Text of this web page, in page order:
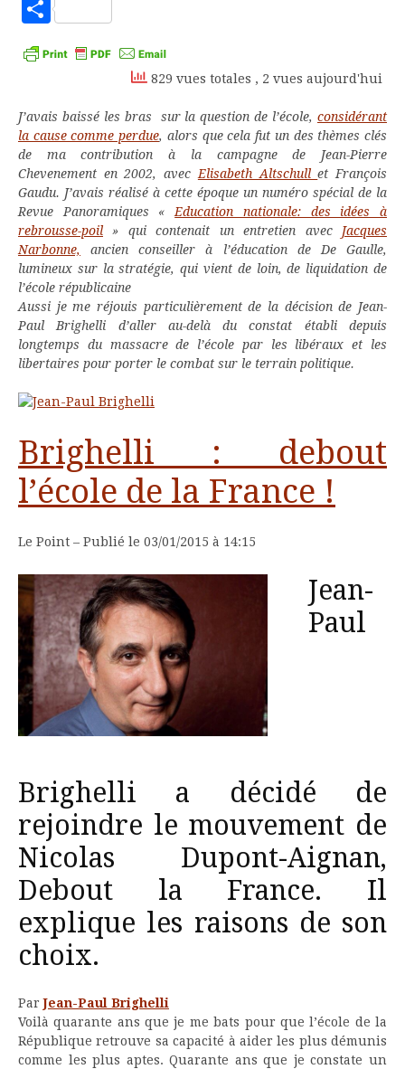
Partager
829 vues totales , 2 vues aujourd'hui
J’avais baissé les bras sur la question de l’école, considérant
la cause comme perdue, alors que cela fut un des thèmes clés
de ma contribution à la campagne de Jean-Pierre
Chevenement en 2002, avec Elisabeth Altschullet François
Gaudu. J’avais réalisé à cette époque un numéro spécial de la
Revue Panoramiques « Education nationale: des idées à
rebrousse-poil » qui contenait un entretien avec Jacques
Narbonne,
ancien conseiller à l’éducation de De Gaulle,
lumineux sur la stratégie, qui vient de loin, de liquidation de
l’école républicaine
Aussi je me réjouis particulièrement de la décision de Jean-
Paul Brighelli d’aller au-delà du constat établi depuis
longtemps du massacre de l’école par les libéraux et les
libertaires pour porter le combat sur le terrain politique.
Brighelli : debout
l’école de la France !
Le Point – Publié le 03/01/2015 à 14:15
Jean-
Paul
Brighelli a décidé de
rejoindre le mouvement de
Nicolas Dupont-Aignan,
Debout la France. Il
explique les raisons de son
choix.
ParJean-Paul Brighelli
Voilà quarante ans que je me bats pour que l’école de la
République retrouve sa capacité à aider les plus démunis
comme les plus aptes. Quarante ans que je constate un